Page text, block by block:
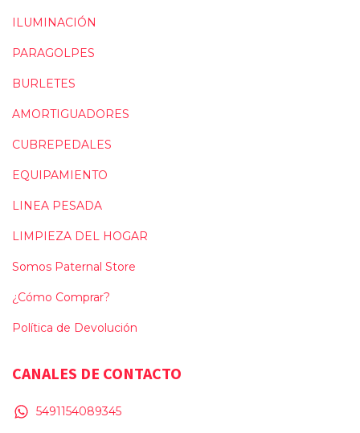
ILUMINACIÓN
PARAGOLPES
BURLETES
AMORTIGUADORES
CUBREPEDALES
EQUIPAMIENTO
LINEA PESADA
LIMPIEZA DEL HOGAR
Somos Paternal Store
¿Cómo Comprar?
Política de Devolución
CANALES DE CONTACTO
5491154089345